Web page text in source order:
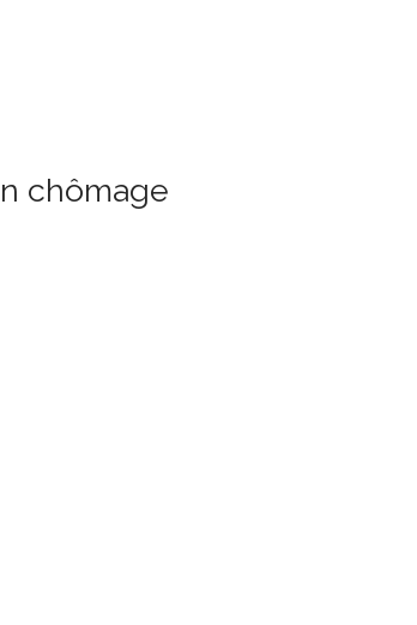
chômage